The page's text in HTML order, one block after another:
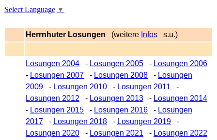
Select Language ▼
Herrnhuter Losungen (weitere Infos s.u.)
Losungen 2004 - Losungen 2005 - Losungen 2006
- Losungen 2007 - Losungen 2008 - Losungen
2009 - Losungen 2010 - Losungen 2011 -
Losungen 2012 - Losungen 2013 - Losungen 2014
- Losungen 2015 - Losungen 2016 - Losungen
2017 - Losungen 2018 - Losungen 2019 -
Losungen 2020 - Losungen 2021 - Losungen 2022